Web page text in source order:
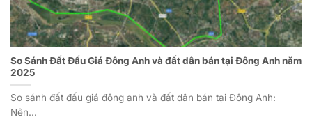
So Sánh Đất Đấu Giá Đông Anh và đất dân bán tại Đông Anh năm
2025
So sánh đất đấu giá đông anh và đất dân bán tại Đông Anh:
Nên...